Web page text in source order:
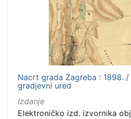
Nacrt grada Zagreba : 1898.
gradjevni ured
Izdanje
Elektroničko izd. izvornika